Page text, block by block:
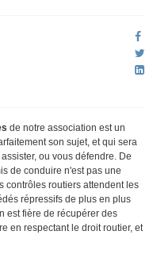
de notre association est un
son sujet, et qui sera
ou vous défendre. De
de conduire n'est pas une
contrôles routiers attendent les
répressifs de plus en plus
est fière de récupérer des
en respectant le droit routier, et